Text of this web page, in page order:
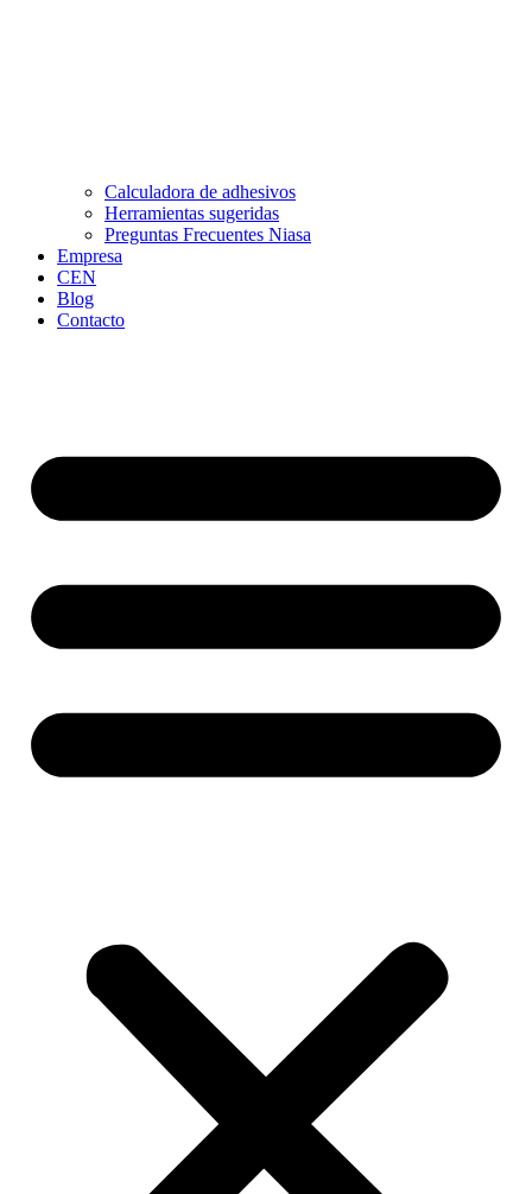
Calculadora de adhesivos
Herramientas sugeridas
Preguntas Frecuentes Niasa
Empresa
CEN
Blog
Contacto